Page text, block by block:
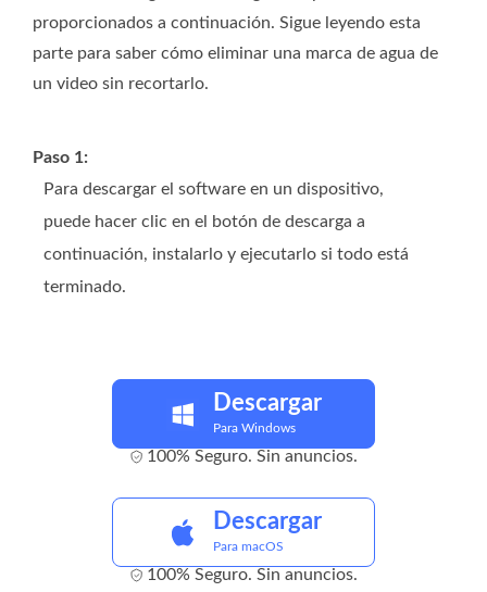
proporcionados a continuación. Sigue leyendo esta
parte para saber cómo eliminar una marca de agua de
un video sin recortarlo.
Paso 1:
Para descargar el software en un dispositivo,
puede hacer clic en el botón de descarga a
continuación, instalarlo y ejecutarlo si todo está
terminado.
Descargar
Para Windows
100% Seguro. Sin anuncios.
Descargar
Para macOS
100% Seguro. Sin anuncios.